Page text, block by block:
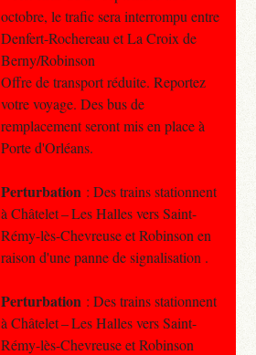
octobre, le trafic sera interrompu entre
Denfert-Rochereau et La Croix de
Berny/Robinson
Offre de transport réduite. Reportez
votre voyage. Des bus de
remplacement seront mis en place à
Porte d'Orléans.
Perturbation : Des trains stationnent
à Châtelet – Les Halles vers Saint-
Rémy-lès-Chevreuse et Robinson en
raison d'une panne de signalisation .
Perturbation : Des trains stationnent
à Châtelet – Les Halles vers Saint-
Rémy-lès-Chevreuse et Robinson